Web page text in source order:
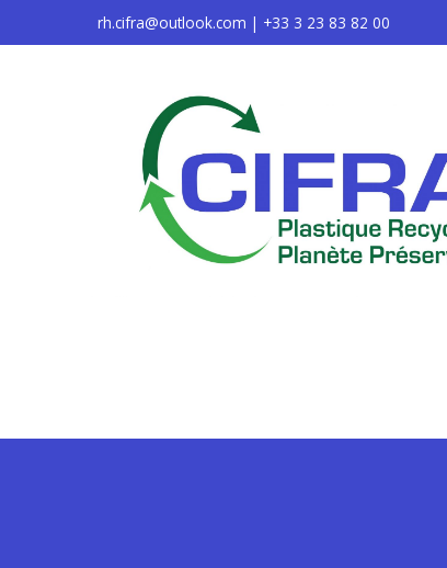
rh.cifra@outlook.com | +33 3 23 83 82 00